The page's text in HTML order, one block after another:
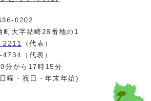
0202
町大字結崎28番地の1
（代表）
（代表）
分から17時15分
曜・祝日・年末年始)